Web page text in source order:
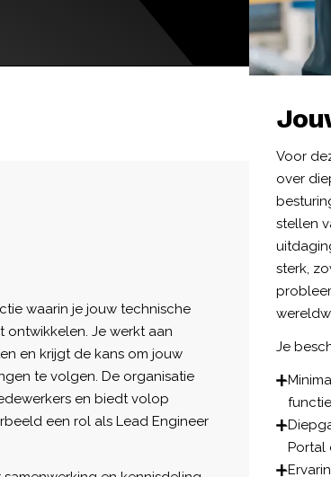
waarin je jouw technische
Je werkt aan
en krijgt de kans om jouw
te volgen. De organisatie
en biedt volop
een rol als Lead Engineer
Voor
over
stellen
sterk,
Je
Portal